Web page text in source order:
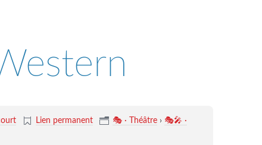
Lien permanent 🎭 · Théâtre› 🎭🎤 ·